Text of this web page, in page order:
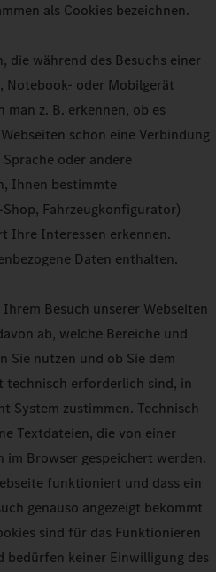
als Cookies bezeichnen.
die während des Besuchs einer
Notebook- oder Mobilgerät
man z. B. erkennen, ob es
schon eine Verbindung
oder andere
Ihnen bestimmte
Fahrzeugkonfigurator)
Ihre Interessen erkennen.
Daten enthalten.
Besuch unserer Webseiten
ab, welche Bereiche und
Sie nutzen und ob Sie dem
technisch erforderlich sind, in
System zustimmen. Technisch
Textdateien, die von einer
Browser gespeichert werden.
funktioniert und dass ein
genauso angezeigt bekommt
sind für das Funktionieren
bedürfen keiner Einwilligung des